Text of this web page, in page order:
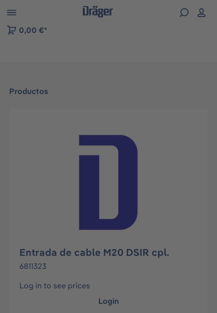
to B2B platform navigation
0,00 €*
Productos
Omitir galería de imágenes
Entrada de cable M20 DSIR cpl.
6811323
Log in to see prices
Login